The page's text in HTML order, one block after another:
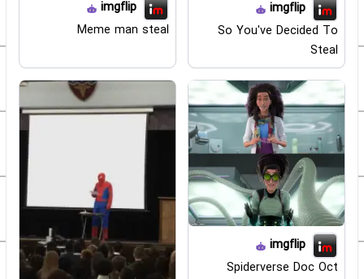
imgflip
So You've Decided To
Steal
imgflip
Meme man steal
imgflip
Spiderverse Doc Oct